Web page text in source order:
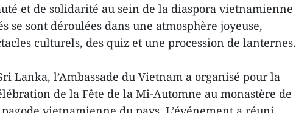
et de solidarité au sein de la diaspora vietnamienne
se sont déroulées dans une atmosphère joyeuse,
culturels, des quiz et une procession de lanternes.
Lanka, l’Ambassade du Vietnam a organisé pour la
de la Fête de la Mi-Automne au monastère de